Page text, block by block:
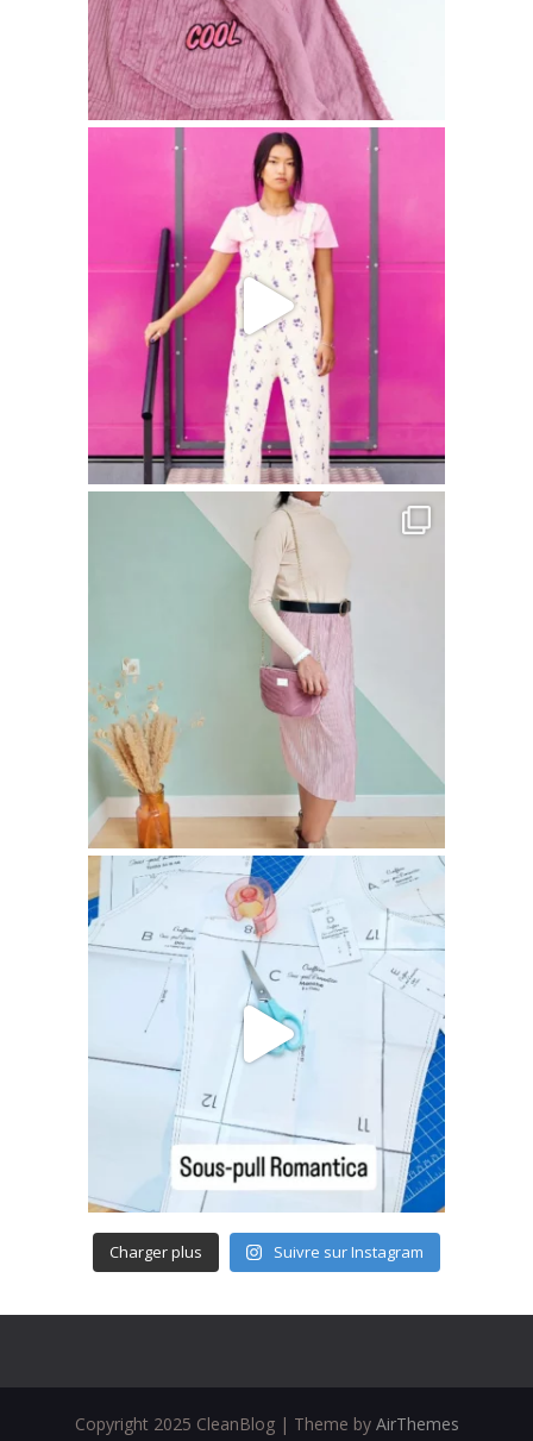
Charger plus Suivre sur Instagram
Copyright 2025 CleanBlog | Theme by AirThemes